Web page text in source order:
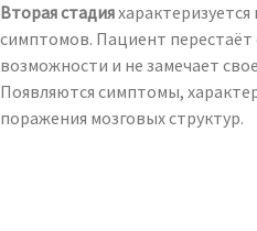
Вторая стадия
симптомов. Пациент перестаёт
возможности и не замечает
Появляются симптомы,
поражения мозговых структур.